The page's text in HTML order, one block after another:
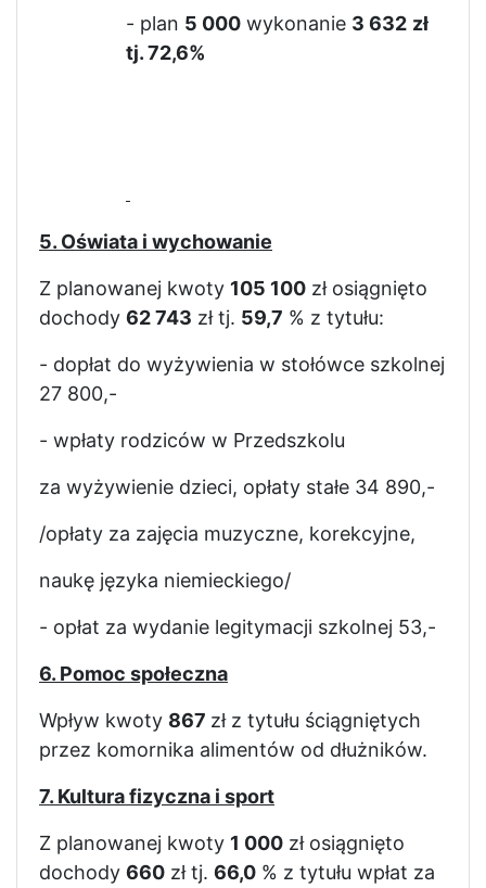
- plan 5 000 wykonanie 3 632 zł
tj. 72,6%
5. Oświata i wychowanie
Z planowanej kwoty 105 100 zł osiągnięto
dochody 62 743 zł tj. 59,7 % z tytułu:
- dopłat do wyżywienia w stołówce szkolnej
27 800,-
- wpłaty rodziców w Przedszkolu
za wyżywienie dzieci, opłaty stałe 34 890,-
/opłaty za zajęcia muzyczne, korekcyjne,
naukę języka niemieckiego/
- opłat za wydanie legitymacji szkolnej 53,-
6. Pomoc społeczna
Wpływ kwoty 867 zł z tytułu ściągniętych
przez komornika alimentów od dłużników.
7. Kultura fizyczna i sport
Z planowanej kwoty 1 000 zł osiągnięto
dochody 660 zł tj. 66,0 % z tytułu wpłat za